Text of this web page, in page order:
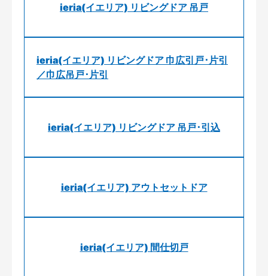
ieria(イエリア) リビングドア 吊戸
ieria(イエリア) リビングドア 巾広引戸･片引
／巾広吊戸･片引
ieria(イエリア) リビングドア 吊戸･引込
ieria(イエリア) アウトセットドア
ieria(イエリア) 間仕切戸